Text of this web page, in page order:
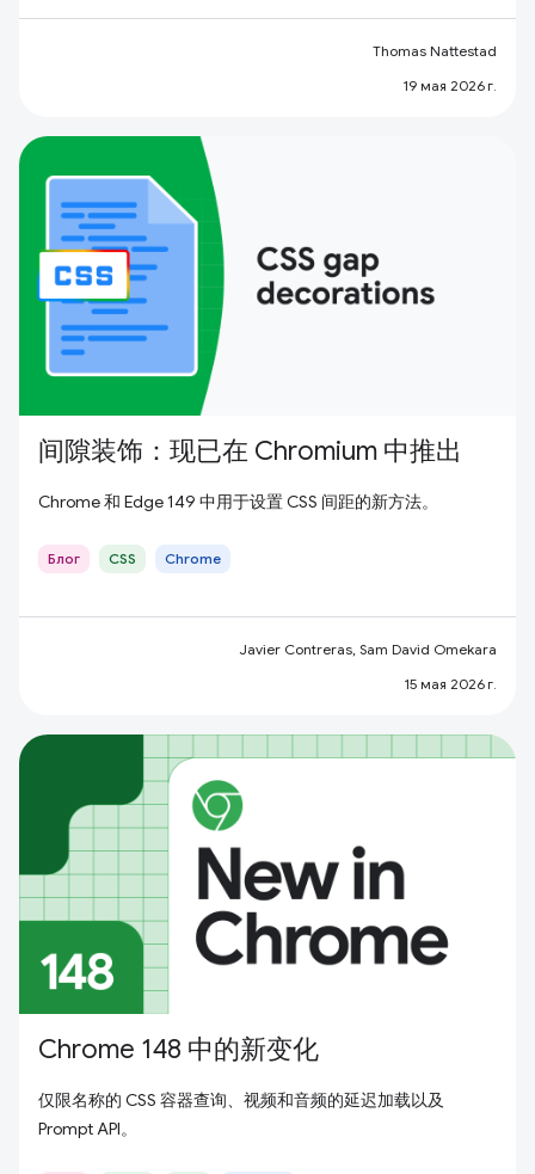
Thomas Nattestad
19 мая 2026 г.
间隙装饰：现已在 Chromium 中推出
Chrome 和 Edge 149 中用于设置 CSS 间距的新方法。
Блог CSS Chrome
Javier Contreras, Sam David Omekara
15 мая 2026 г.
Chrome 148 中的新变化
仅限名称的 CSS 容器查询、视频和音频的延迟加载以及
Prompt API。